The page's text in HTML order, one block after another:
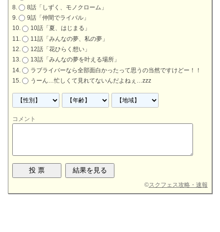
8話「しずく、モノクローム」
9話「仲間でライバル」
10話「夏、はじまる」
11話「みんなの夢、私の夢」
12話「花ひらく想い」
13話「みんなの夢を叶える場所」
ラブライバーなら全部面白かったって思うの当然ですけどー！！
うーん…忙しくて見れてないんだよねぇ…zzz
コメント
©スクフェス攻略・速報